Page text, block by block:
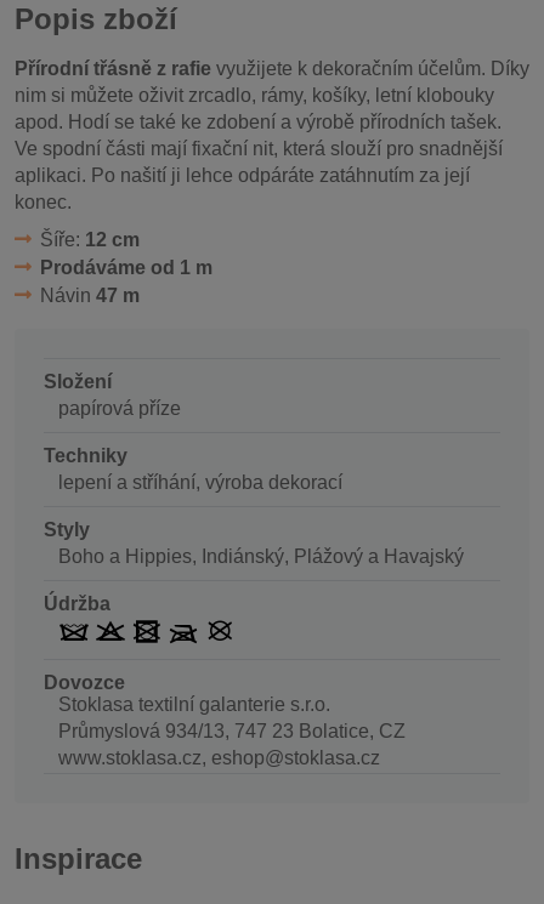
Popis zboží
Přírodní třásně z rafie využijete k dekoračním účelům. Díky
nim si můžete oživit zrcadlo, rámy, košíky, letní klobouky
apod. Hodí se také ke zdobení a výrobě přírodních tašek.
Ve spodní části mají fixační nit, která slouží pro snadnější
aplikaci. Po našití ji lehce odpáráte zatáhnutím za její
konec.
Šíře: 12 cm
Prodáváme od 1 m
Návin 47 m
Složení
papírová příze
Techniky
lepení a stříhání, výroba dekorací
Styly
Boho a Hippies, Indiánský, Plážový a Havajský
Údržba
Dovozce
Stoklasa textilní galanterie s.r.o.
Průmyslová 934/13, 747 23 Bolatice, CZ
www.stoklasa.cz, eshop@stoklasa.cz
Inspirace